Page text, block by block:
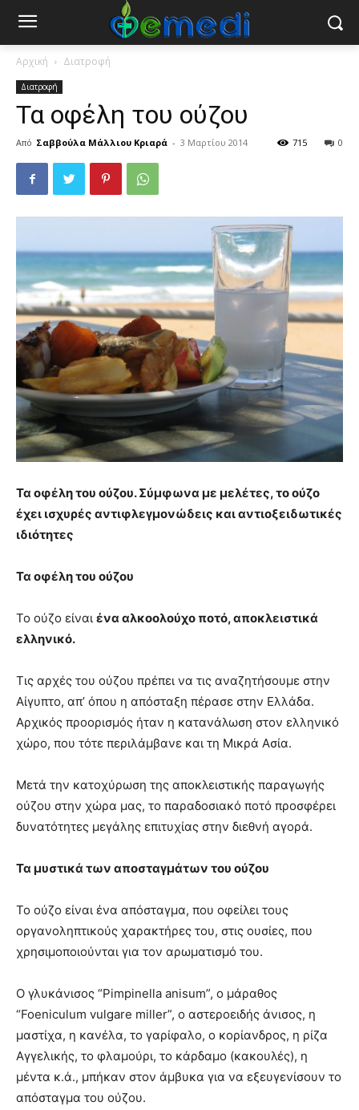
Αρχική Διατροφή
Διατροφή
Τα οφέλη του ούζου
Από Σαββούλα Μάλλιου Κριαρά - 3 Μαρτίου 2014 0
715
Τα οφέλη του ούζου. Σύμφωνα με μελέτες, το ούζο
έχει ισχυρές αντιφλεγμονώδεις και αντιοξειδωτικές
ιδιότητες
Τα οφέλη του ούζου
Το ούζο είναι ένα αλκοολούχο ποτό, αποκλειστικά
ελληνικό.
Τις αρχές του ούζου πρέπει να τις αναζητήσουμε στην
Αίγυπτο, απ’ όπου η απόσταξη πέρασε στην Ελλάδα.
Αρχικός προορισμός ήταν η κατανάλωση στον ελληνικό
χώρο, που τότε περιλάμβανε και τη Μικρά Ασία.
Μετά την κατοχύρωση της αποκλειστικής παραγωγής
ούζου στην χώρα μας, το παραδοσιακό ποτό προσφέρει
δυνατότητες μεγάλης επιτυχίας στην διεθνή αγορά.
Τα μυστικά των αποσταγμάτων του ούζου
Το ούζο είναι ένα απόσταγμα, που οφείλει τους
οργανοληπτικούς χαρακτήρες του, στις ουσίες, που
χρησιμοποιούνται για τον αρωματισμό του.
Ο γλυκάνισος “Pimpinella anisum”, ο μάραθος
“Foeniculum vulgare miller”, ο αστεροειδής άνισος, η
μαστίχα, η κανέλα, το γαρίφαλο, ο κορίανδρος, η ρίζα
Αγγελικής, το φλαμούρι, το κάρδαμο (κακουλές), η
μέντα κ.ά., μπήκαν στον άμβυκα για να εξευγενίσουν το
απόσταγμα του ούζου.